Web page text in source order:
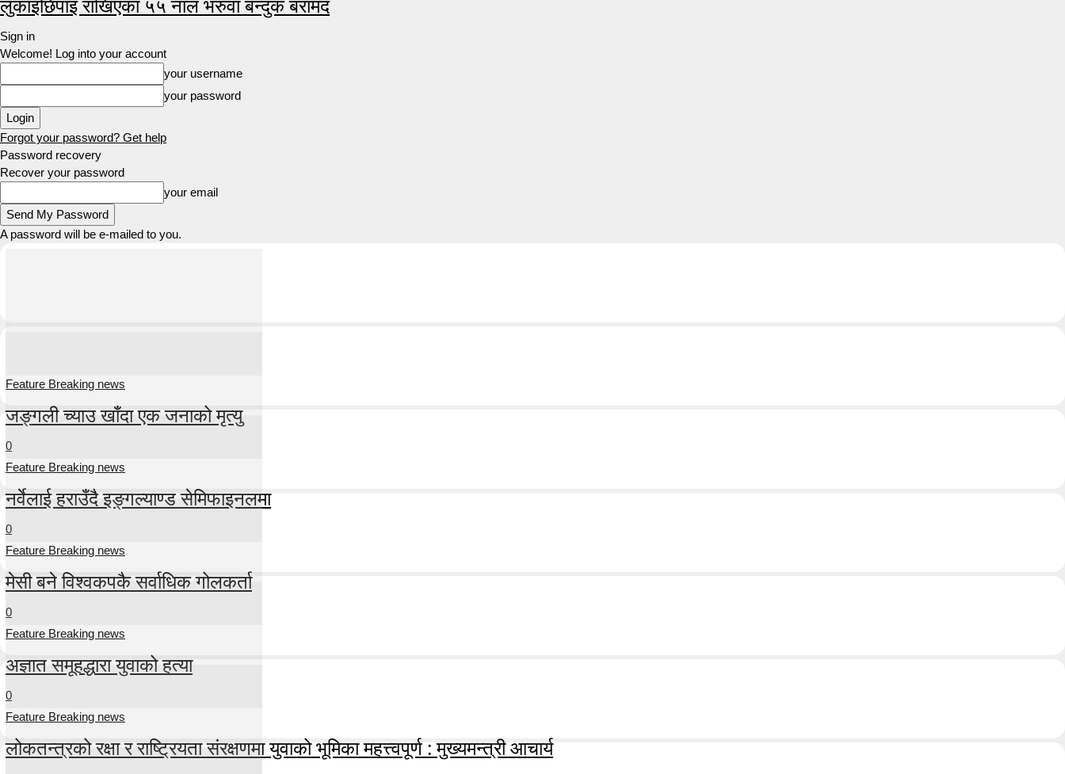
Sign in
Welcome! Log into your account
your username
your password
Forgot your password? Get help
Password recovery
Recover your password
your email
A password will be e-mailed to you.
Feature Breaking news
जङ्गली च्याउ खाँदा एक जनाको मृत्यु
0
Feature Breaking news
नर्वेलाई हराउँदै इङ्गल्याण्ड सेमिफाइनलमा
0
Feature Breaking news
मेसी बने विश्वकपकै सर्वाधिक गोलकर्ता
0
Feature Breaking news
अज्ञात समूहद्धारा युवाको हत्या
0
Feature Breaking news
लोकतन्त्रको रक्षा र राष्ट्रियता संरक्षणमा युवाको भूमिका महत्त्वपूर्ण : मुख्यमन्त्री आचार्य